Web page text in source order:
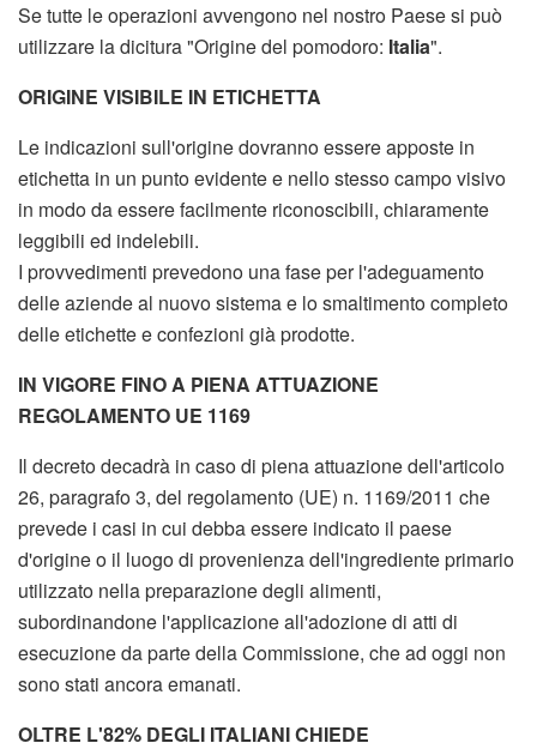
Se tutte le operazioni avvengono nel nostro Paese si può
utilizzare la dicitura "Origine del pomodoro: Italia".
ORIGINE VISIBILE IN ETICHETTA
Le indicazioni sull'origine dovranno essere apposte in
etichetta in un punto evidente e nello stesso campo visivo
in modo da essere facilmente riconoscibili, chiaramente
leggibili ed indelebili.
I provvedimenti prevedono una fase per l'adeguamento
delle aziende al nuovo sistema e lo smaltimento completo
delle etichette e confezioni già prodotte.
IN VIGORE FINO A PIENA ATTUAZIONE
REGOLAMENTO UE 1169
Il decreto decadrà in caso di piena attuazione dell'articolo
26, paragrafo 3, del regolamento (UE) n. 1169/2011 che
prevede i casi in cui debba essere indicato il paese
d'origine o il luogo di provenienza dell'ingrediente primario
utilizzato nella preparazione degli alimenti,
subordinandone l'applicazione all'adozione di atti di
esecuzione da parte della Commissione, che ad oggi non
sono stati ancora emanati.
OLTRE L'82% DEGLI ITALIANI CHIEDE